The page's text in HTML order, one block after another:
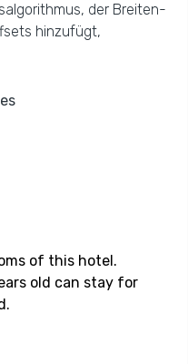
der Breiten-
hinzufügt,
of this hotel.
old can stay for